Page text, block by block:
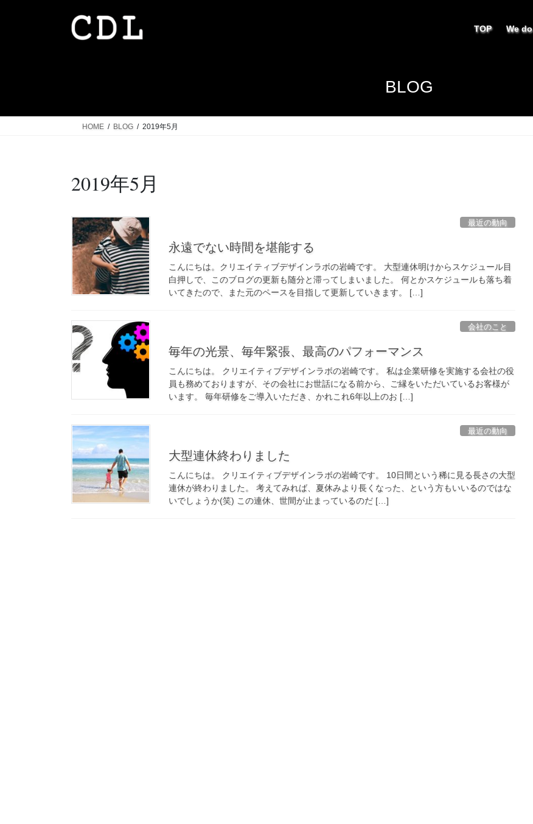
TOP We do
BLOG
HOME BLOG 2019年5月
2019年5月
最近の動向
永遠でない時間を堪能する
こんにちは。クリエイティブデザインラボの岩崎です。 大型連休明けからスケジュール目
白押しで、このブログの更新も随分と滞ってしまいました。 何とかスケジュールも落ち着
いてきたので、また元のペースを目指して更新していきます。 […]
会社のこと
毎年の光景、毎年緊張、最高のパフォーマンス
こんにちは。 クリエイティブデザインラボの岩崎です。 私は企業研修を実施する会社の役
員も務めておりますが、その会社にお世話になる前から、ご縁をいただいているお客様が
います。 毎年研修をご導入いただき、かれこれ6年以上のお […]
最近の動向
大型連休終わりました
こんにちは。 クリエイティブデザインラボの岩崎です。 10日間という稀に見る長さの大型
連休が終わりました。 考えてみれば、夏休みより長くなった、という方もいいるのではな
いでしょうか(笑) この連休、世間が止まっているのだ […]